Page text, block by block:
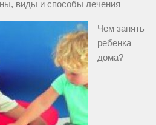
виды и способы лечения
Чем занять
ребенка
дома?